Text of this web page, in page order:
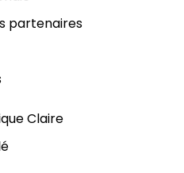
partenaires
Claire